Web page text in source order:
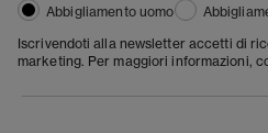
Abbigliamento uomo
Iscrivendoti alla newsletter accetti di
marketing. Per maggiori informazioni,